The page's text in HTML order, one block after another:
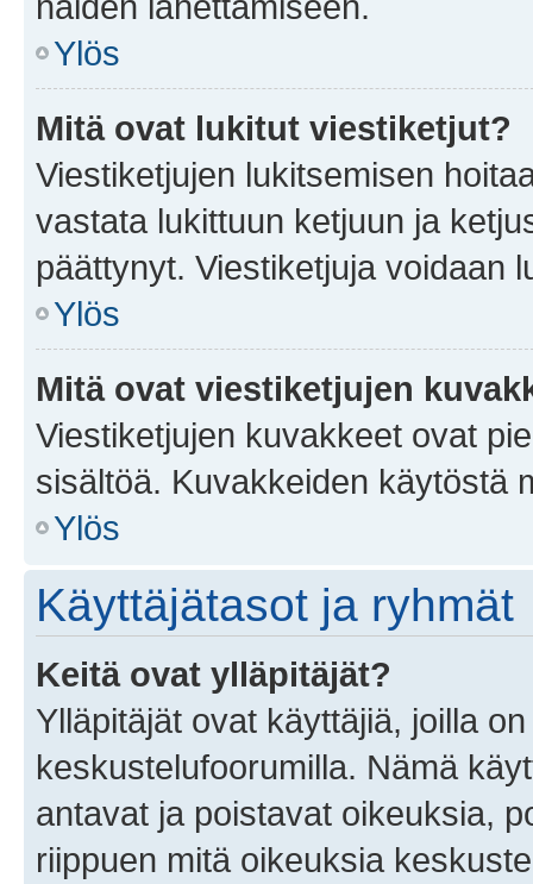
Ylös
Mitä ovat lukitut viestiketjut?
Viestiketjujen lukitsemisen
vastata lukittuun ketjuun ja
päättynyt. Viestiketjuja voidaan
Ylös
Mitä ovat viestiketjujen
Viestiketjujen kuvakkeet ovat
sisältöä. Kuvakkeiden käytöstä
Ylös
Käyttäjätasot ja ryhmät
Keitä ovat ylläpitäjät?
Ylläpitäjät ovat käyttäjiä, joilla
keskustelufoorumilla. Nämä
antavat ja poistavat oikeuksia,
riippuen mitä oikeuksia